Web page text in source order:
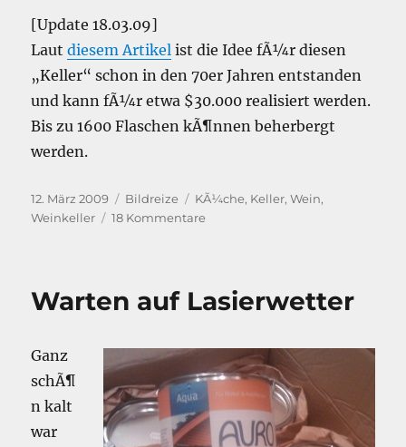
[Update 18.03.09]
Lautdiesem Artikel ist die Idee fÃ¼r diesen
„Keller“ schon in den 70er Jahren entstanden
und kann fÃ¼r etwa $30.000 realisiert werden.
Bis zu 1600 Flaschen kÃ¶nnen beherbergt
werden.
Veröffentlicht
am
12. März 2009 Kategorien
Bildreize Schlagwörter
KÃ¼che, Keller,Wein,
Weinkeller
18 Kommentarezu
der
KÃ¼che
Warten auf Lasierwetter
Ganz
schÃ¶
n kalt
war